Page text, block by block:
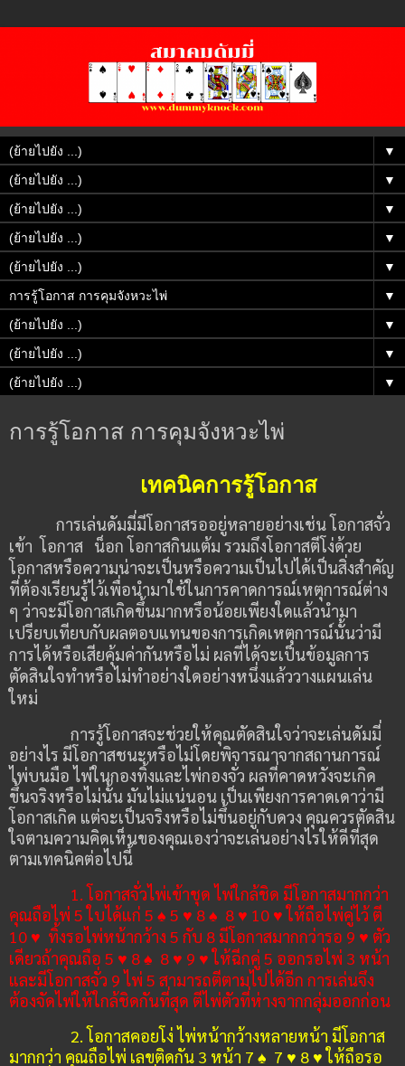
▼
▼
▼
▼
▼
▼
▼
▼
▼
การรู้โอกาส การคุมจังหวะไพ่
เทคนิคการรู้โอกาส
การเล่นดัมมี่มีโอกาสรออยู่หลายอย่างเช่น โอกาสจั่ว
เข้า โอกาส น็อก โอกาสกินแต้ม รวมถึงโอกาสตีโง่ด้วย
โอกาสหรือความน่าจะเป็นหรือความเป็นไปได้เป็นสิ่งสำคัญ
ที่ต้องเรียนรู้ไว้เพื่อนำมาใช้ในการคาดการณ์เหตุการณ์ต่าง
ๆ ว่าจะมีโอกาสเกิดขึ้นมากหรือน้อยเพียงใดแล้วนำมา
เปรียบเทียบกับผลตอบแทนของการเกิดเหตุการณ์นั้นว่ามี
การได้หรือเสียคุ้มค่ากันหรือไม่ ผลที่ได้จะเป็นข้อมูลการ
ตัดสินใจทำหรือไม่ทำอย่างใดอย่างหนึ่งแล้ววางแผนเล่น
ใหม่
การรู้โอกาสจะช่วยให้คุณตัดสินใจว่าจะเล่นดัมมี่
อย่างไร มีโอกาสชนะหรือไม่โดยพิจารณาจากสถานการณ์
ไพ่บนมือ ไพ่ในกองทิ้งและไพ่กองจั่ว ผลที่คาดหวังจะเกิด
ขึ้นจริงหรือไม่นั้น มันไม่แน่นอน เป็นเพียงการคาดเดาว่ามี
โอกาสเกิด แต่จะเป็นจริงหรือไม่ขึ้นอยู่กับดวง คุณควรตัดสิน
ใจตามความคิดเห็นของคุณเองว่าจะเล่นอย่างไรให้ดีที่สุด
ตามเทคนิคต่อไปนี้
1. โอกาสจั่วไพ่เข้าชุด ไพ่ใกล้ชิด มีโอกาสมากกว่า
คุณถือไพ่ 5 ใบได้แก่ 5 ♠ 5 ♥ 8♠ 8 ♥ 10 ♥ให้ถือไพ่คู่ไว้ ตี
10 ♥ ทิ้งรอไพ่หน้ากว้าง 5 กับ 8 มีโอกาสมากกว่ารอ 9 ♥ ตัว
เดียวถ้าคุณถือ 5 ♥ 8♠ 8 ♥ 9 ♥ ให้ฉีกคู่ 5 ออกรอไพ่ 3 หน้า
และมีโอกาสจั่ว 9 ไพ่ 5 สามารถตีตามไปได้อีก การเล่นจึง
ต้องจัดไพ่ให้ใกล้ชิดกันที่สุด ตีไพ่ตัวที่ห่างจากกลุ่มออกก่อน
2. โอกาสคอยโง่ไพ่หน้ากว้างหลายหน้า มีโอกาส
มากกว่า คุณถือไพ่ เลขติดกัน 3 หน้า 7 ♠ 7 ♥ 8 ♥ให้ถือรอ